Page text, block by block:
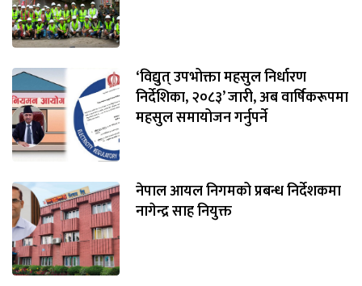
‘विद्युत् उपभोक्ता महसुल निर्धारण
निर्देशिका, २०८३’ जारी, अब वार्षिकरूपमा
महसुल समायोजन गर्नुपर्ने
नेपाल आयल निगमको प्रबन्ध निर्देशकमा
नागेन्द्र साह नियुक्त